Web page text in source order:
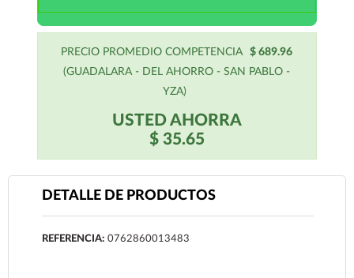
PRECIO PROMEDIO COMPETENCIA
$ 689.96
(GUADALARA - DEL AHORRO - SAN PABLO -
YZA)
USTED AHORRA
$ 35.65
DETALLE DE PRODUCTOS
REFERENCIA: 0762860013483